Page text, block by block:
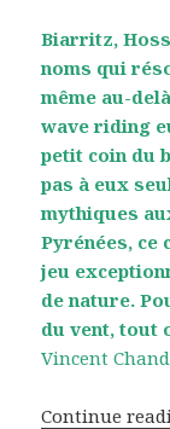
Biarritz,
noms qui
même au-
wave riding
petit coin du
pas à eux
mythiques
Pyrénées, ce
jeu
de nature.
du vent, tout
Vincent
Continue